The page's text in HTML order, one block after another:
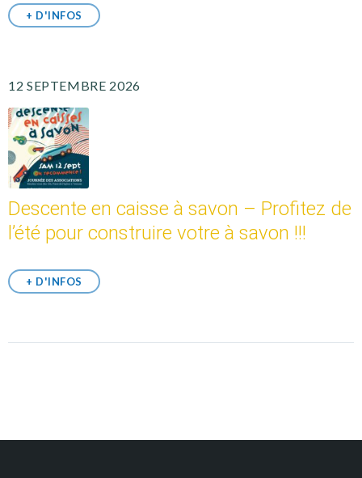
+ D'INFOS
12 SEPTEMBRE 2026
Descente en caisse à savon – Profitez de
l’été pour construire votre à savon !!!
+ D'INFOS